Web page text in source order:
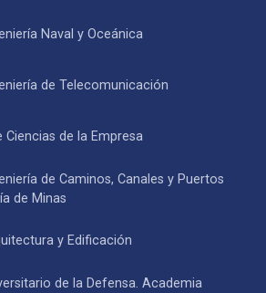
Naval y Oceánica
de Telecomunicación
Ciencias de la Empresa
de Caminos, Canales y Puertos
de Minas
y Edificación
de la Defensa. Academia